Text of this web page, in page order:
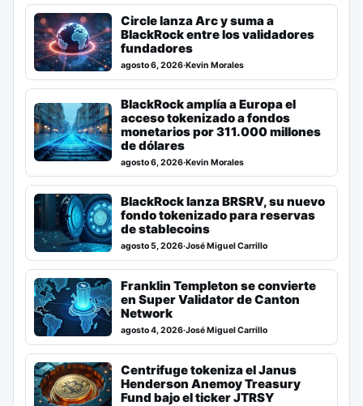
Circle lanza Arc y suma a
BlackRock entre los validadores
fundadores
agosto 6, 2026·Kevin Morales
BlackRock amplía a Europa el
acceso tokenizado a fondos
monetarios por 311.000 millones
de dólares
agosto 6, 2026·Kevin Morales
BlackRock lanza BRSRV, su nuevo
fondo tokenizado para reservas
de stablecoins
agosto 5, 2026·José Miguel Carrillo
Franklin Templeton se convierte
en Super Validator de Canton
Network
agosto 4, 2026·José Miguel Carrillo
Centrifuge tokeniza el Janus
Henderson Anemoy Treasury
Fund bajo el ticker JTRSY